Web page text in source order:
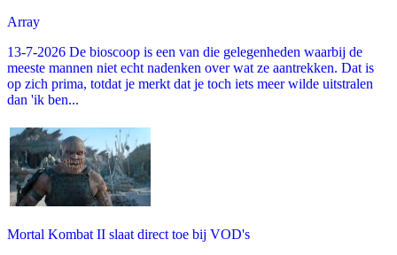
Array
13-7-2026 De bioscoop is een van die gelegenheden waarbij de
meeste mannen niet echt nadenken over wat ze aantrekken. Dat is
op zich prima, totdat je merkt dat je toch iets meer wilde uitstralen
dan 'ik ben...
Mortal Kombat II slaat direct toe bij VOD's